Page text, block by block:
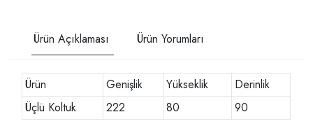
Ürün Açıklaması Ürün Yorumları
Ürün Genişlik Yükseklik
Derinlik
Üçlü Koltuk
222 80 90